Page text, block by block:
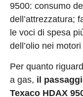
9500: consumo
dell’attrezzatura;
le voci di spesa
dell’olio nei
Per quanto
a gas, il
Texaco HDAX